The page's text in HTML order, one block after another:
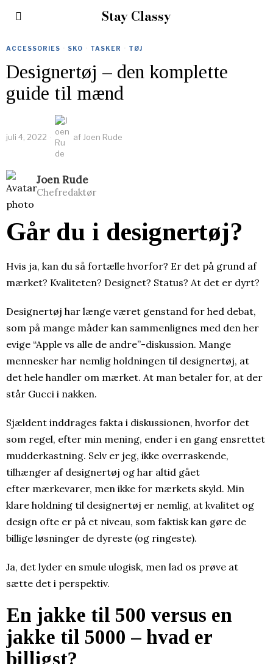
Stay Classy
ACCESSORIES · SKO · TASKER · TØJ
Designertøj – den komplette
guide til mænd
juli 4, 2022 af Joen Rude
Joen Rude
Chefredaktør
Går du i designertøj?
Hvis ja, kan du så fortælle hvorfor? Er det på grund af
mærket? Kvaliteten? Designet? Status? At det er dyrt?
Designertøj har længe været genstand for hed debat,
som på mange måder kan sammenlignes med den her
evige “Apple vs alle de andre”-diskussion. Mange
mennesker har nemlig holdningen til designertøj, at
det hele handler om mærket. At man betaler for, at der
står Gucci i nakken.
Sjældent inddrages fakta i diskussionen, hvorfor det
som regel, efter min mening, ender i en gang ensrettet
mudderkastning. Selv er jeg, ikke overraskende,
tilhænger af designertøj og har altid gået
efter mærkevarer, men ikke for mærkets skyld. Min
klare holdning til designertøj er nemlig, at kvalitet og
design ofte er på et niveau, som faktisk kan gøre de
billige løsninger de dyreste (og ringeste).
Ja, det lyder en smule ulogisk, men lad os prøve at
sætte det i perspektiv.
En jakke til 500 versus en
jakke til 5000 – hvad er
billigst?